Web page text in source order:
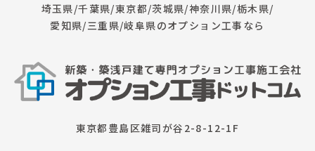
埼玉県/千葉県/東京都/茨城県/神奈川県/栃木県/
愛知県/三重県/岐阜県のオプション工事なら
東京都豊島区雑司が谷2-8-12-1F